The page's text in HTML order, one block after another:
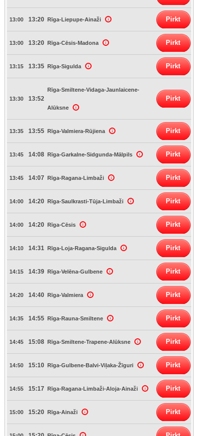
13:00 13:20 Rīga-Liepupe-Ainaži Pirkt
13:00 13:20 Rīga-Cēsis-Madona Pirkt
13:15 13:35 Rīga-Sigulda Pirkt
13:30 13:52
Rīga-Smiltene-Vidaga-Jaunlaicene-
Alūksne
Pirkt
13:35 13:55 Rīga-Valmiera-Rūjiena Pirkt
13:45 14:08 Rīga-Garkalne-Sidgunda-Mālpils Pirkt
13:45 14:07 Rīga-Ragana-Limbaži Pirkt
14:00 14:20 Rīga-Saulkrasti-Tūja-Limbaži Pirkt
14:00 14:20 Rīga-Cēsis Pirkt
14:10 14:31 Rīga-Loja-Ragana-Sigulda Pirkt
14:15 14:39 Rīga-Velēna-Gulbene Pirkt
14:20 14:40 Rīga-Valmiera Pirkt
14:35 14:55 Rīga-Rauna-Smiltene Pirkt
14:45 15:08 Rīga-Smiltene-Trapene-Alūksne Pirkt
14:50 15:10 Rīga-Gulbene-Balvi-Viļaka-Žīguri Pirkt
14:55 15:17 Rīga-Ragana-Limbaži-Aloja-Ainaži Pirkt
15:00 15:20 Rīga-Ainaži Pirkt